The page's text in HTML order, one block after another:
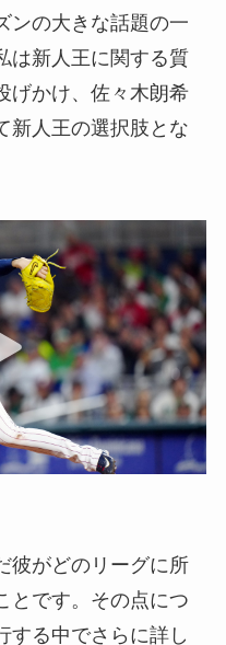
ンの大きな話題の一
は新人王に関する質
げかけ、佐々木朗希
新人王の選択肢とな
彼がどのリーグに所
とです。その点につ
する中でさらに詳し